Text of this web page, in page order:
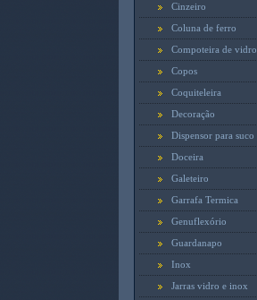
Cinzeiro
Coluna de ferro
Compoteira de vidro
Copos
Coquiteleira
Decoração
Dispensor para suco
Doceira
Galeteiro
Garrafa Termica
Genuflexório
Guardanapo
Inox
Jarras vidro e inox